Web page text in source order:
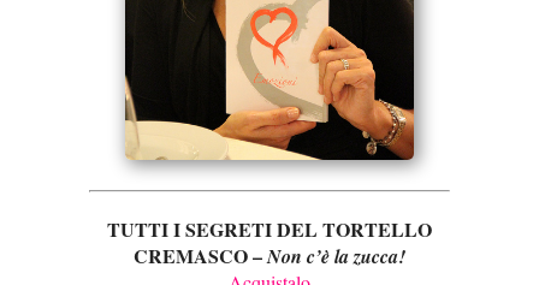
TUTTI I SEGRETI DEL TORTELLO
CREMASCO –Non c’è la zucca!